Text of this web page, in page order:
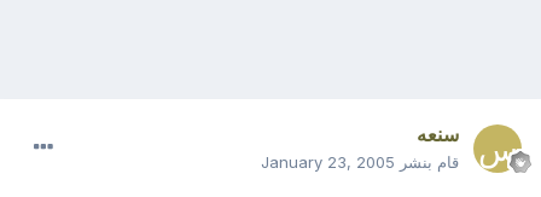
سنعه
قام بنشر January 23, 2005